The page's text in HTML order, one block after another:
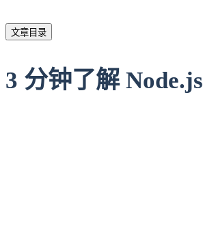
文章目录
3 分钟了解 Node.js